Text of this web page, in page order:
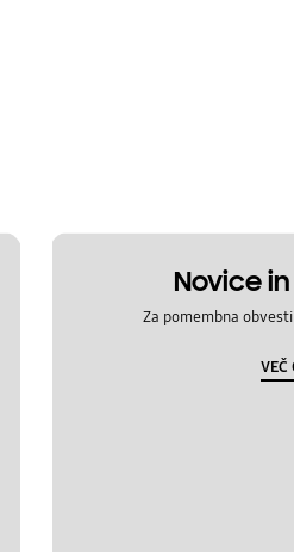
Novice
Za pomembna
VEČ